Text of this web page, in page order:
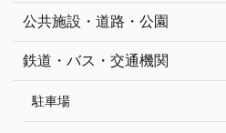
公共施設・道路・公園
鉄道・バス・交通機関
駐車場